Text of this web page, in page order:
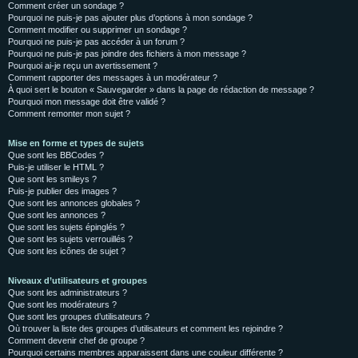
Comment créer un sondage ?
Pourquoi ne puis-je pas ajouter plus d’options à mon sondage ?
Comment modifier ou supprimer un sondage ?
Pourquoi ne puis-je pas accéder à un forum ?
Pourquoi ne puis-je pas joindre des fichiers à mon message ?
Pourquoi ai-je reçu un avertissement ?
Comment rapporter des messages à un modérateur ?
À quoi sert le bouton « Sauvegarder » dans la page de rédaction de message ?
Pourquoi mon message doit être validé ?
Comment remonter mon sujet ?
Mise en forme et types de sujets
Que sont les BBCodes ?
Puis-je utiliser le HTML ?
Que sont les smileys ?
Puis-je publier des images ?
Que sont les annonces globales ?
Que sont les annonces ?
Que sont les sujets épinglés ?
Que sont les sujets verrouillés ?
Que sont les icônes de sujet ?
Niveaux d’utilisateurs et groupes
Que sont les administrateurs ?
Que sont les modérateurs ?
Que sont les groupes d’utilisateurs ?
Où trouver la liste des groupes d’utilisateurs et comment les rejoindre ?
Comment devenir chef de groupe ?
Pourquoi certains membres apparaissent dans une couleur différente ?